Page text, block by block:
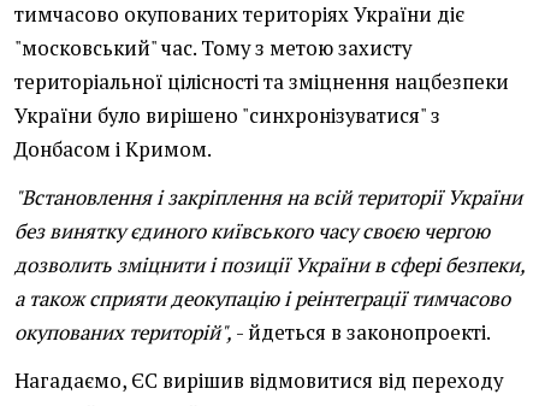
тимчасово окупованих територіях України діє
"московський" час. Тому з метою захисту
територіальної цілісності та зміцнення нацбезпеки
України було вирішено "синхронізуватися" з
Донбасом і Кримом.
"Встановлення і закріплення на всій території України
без винятку єдиного київського часу своєю чергою
дозволить зміцнити і позиції України в сфері безпеки,
а також сприяти деокупацію і реінтеграції тимчасово
окупованих територій", - йдеться в законопроекті.
Нагадаємо, ЄС вирішив відмовитися від переходу